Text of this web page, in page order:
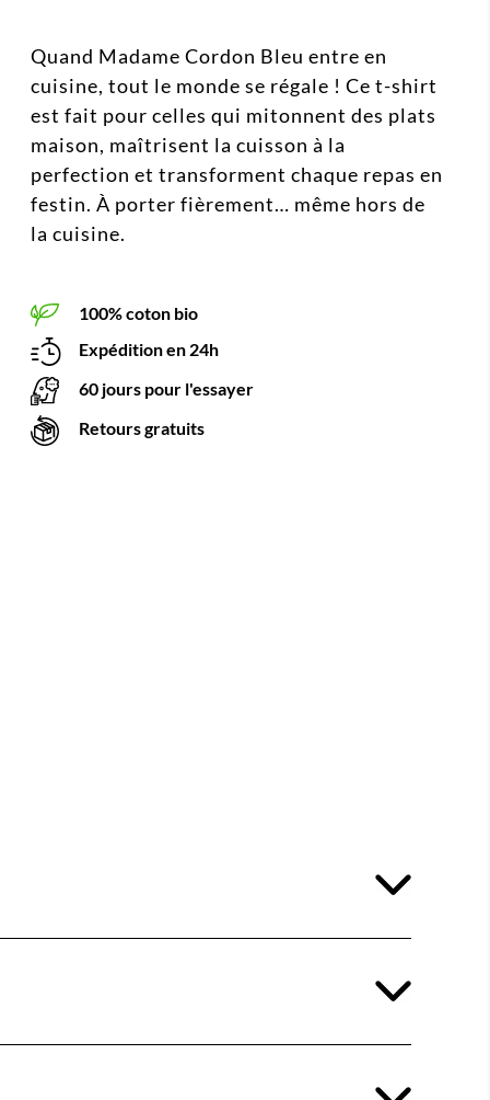
Quand Madame Cordon Bleu entre en
cuisine, tout le monde se régale ! Ce t-shirt
est fait pour celles qui mitonnent des plats
maison, maîtrisent la cuisson à la
perfection et transforment chaque repas en
festin. À porter fièrement… même hors de
la cuisine.
100% coton bio
Expédition en 24h
60 jours pour l'essayer
Retours gratuits